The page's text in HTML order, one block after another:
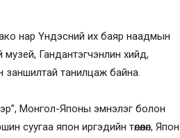
нар Үндэсний их баяр наадмын
музей, Гандантэгчэнлин хийд,
заншилтай танилцаж байна.
Монгол-Японы эмнэлэг болон
япон иргэдийн төлөөлөл, Япон